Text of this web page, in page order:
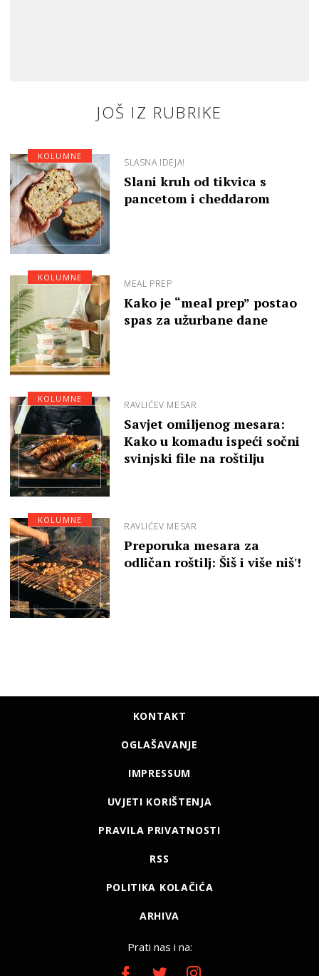
JOŠ IZ RUBRIKE
SLASNA IDEJA!
Slani kruh od tikvica s
pancetom i cheddarom
KOLUMNE
MEAL PREP
Kako je “meal prep” postao
spas za užurbane dane
KOLUMNE
RAVLIĆEV MESAR
Savjet omiljenog mesara:
Kako u komadu ispeći sočni
svinjski file na roštilju
KOLUMNE
RAVLIĆEV MESAR
Preporuka mesara za
odličan roštilj: Šiš i više niš'!
KOLUMNE
KONTAKT
OGLAŠAVANJE
IMPRESSUM
UVJETI KORIŠTENJA
PRAVILA PRIVATNOSTI
RSS
POLITIKA KOLAČIĆA
ARHIVA
Prati nas i na: